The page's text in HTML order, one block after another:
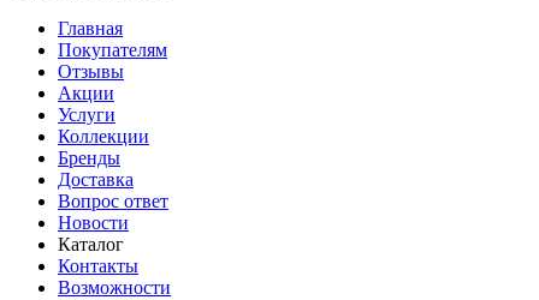
Главная
Покупателям
Отзывы
Акции
Услуги
Коллекции
Бренды
Доставка
Вопрос ответ
Новости
Каталог
Контакты
Возможности